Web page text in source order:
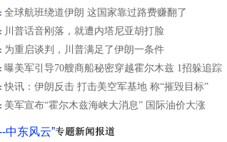
全球航班绕道伊朗 这国家靠过路费赚翻了
川普话音刚落，就遭内塔尼亚胡打脸
为重启谈判，川普满足了伊朗一条件
曝美军引导70艘商船秘密穿越霍尔木兹 1招躲追踪
快讯：伊朗反击 打击美空军基地 称“摧毁目标”
美军宣布“霍尔木兹海峡大消息” 国际油价大涨
中东风云”